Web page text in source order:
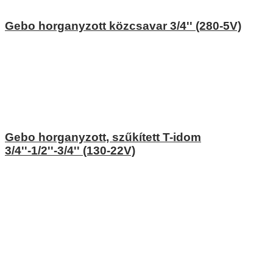
Gebo horganyzott közcsavar 3/4'' (280-5V)
Gebo horganyzott, szűkített T-idom
3/4''-1/2''-3/4'' (130-22V)